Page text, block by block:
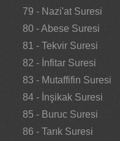
79 - Nazi'at Suresi
80 - Abese Suresi
81 - Tekvir Suresi
82 - İnfitar Suresi
83 - Mutaffifin Suresi
84 - İnşikak Suresi
85 - Buruc Suresi
86 - Tarık Suresi